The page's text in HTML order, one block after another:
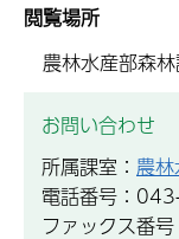
閲覧場所
農林水産部森
お問い合わせ
所属課室： 農
電話番号：
ファックス番